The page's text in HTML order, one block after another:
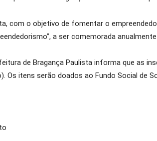
com o objetivo de fomentar o
a ser comemorada
de Bragança Paulista informa que
Os itens serão doados ao Fundo Social de